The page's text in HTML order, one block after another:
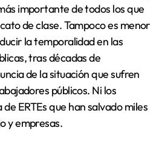
importante de todos los que
de clase. Tampoco es menor
la temporalidad en las
tras décadas de
de la situación que sufren
públicos. Ni los
ERTEs que han salvado miles
y empresas.